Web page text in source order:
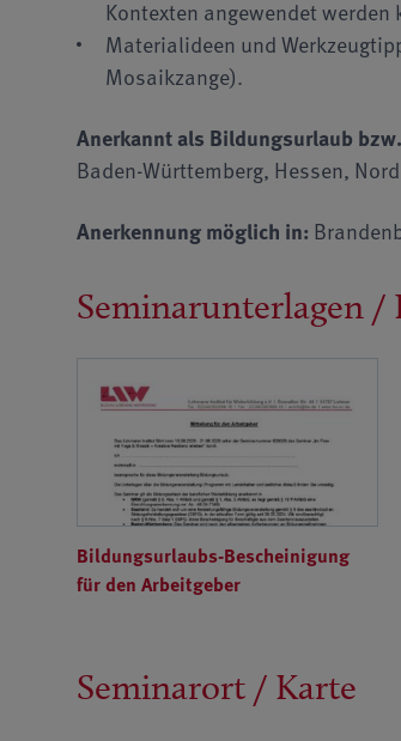
Kontexten angewendet werden
Materialideen und
Mosaikzange).
Anerkannt als Bildungsurlaub
Baden-Württemberg, Hessen,
Anerkennung möglich in:
Seminarunterlagen /
Bildungsurlaubs-Bescheinigung
für den Arbeitgeber
Seminarort / Karte